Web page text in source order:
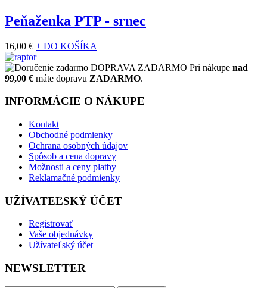
Peňaženka PTP - srnec
16,00 € + DO KOŠÍKA
DOPRAVA ZADARMO Pri nákupe nad
99,00 € máte dopravu ZADARMO.
INFORMÁCIE O NÁKUPE
Kontakt
Obchodné podmienky
Ochrana osobných údajov
Spôsob a cena dopravy
Možnosti a ceny platby
Reklamačné podmienky
UŽÍVATEĽSKÝ ÚČET
Registrovať
Vaše objednávky
Užívateľský účet
NEWSLETTER